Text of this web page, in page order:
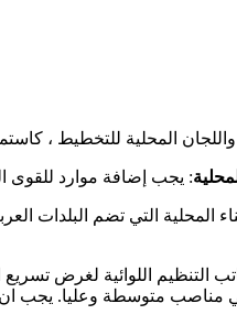
للتخطيط ، كاستمرارية لقرار
المحلية التي تضم البلدات
التنظيم اللوائية لغرض
مناصب متوسطة وعليا. يجب